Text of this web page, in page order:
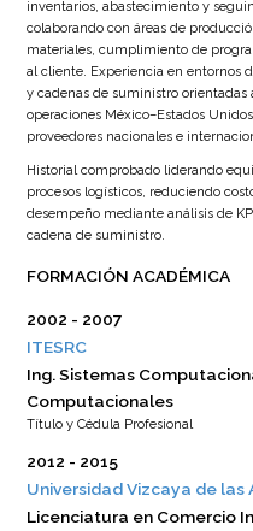
inventarios, abastecimiento y
colaborando con áreas de
materiales, cumplimiento de
al cliente. Experiencia en entornos
y cadenas de suministro
operaciones México–Estados
proveedores nacionales e
Historial comprobado liderando
procesos logísticos, reduciendo
desempeño mediante análisis de
cadena de suministro.
FORMACIÓN ACADÉMICA
ITESRC
2002 2007
Ing. Sistemas
Computacionales
Título y Cédula Profesional
Universidad Vizcaya de las
2012 2015
Licenciatura en Comercio